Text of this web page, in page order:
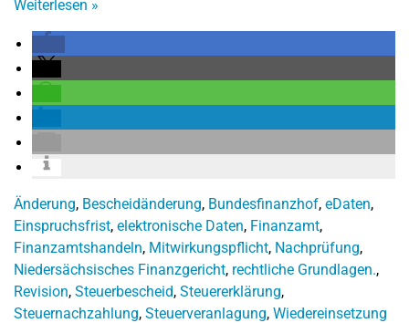
Weiterlesen »
Änderung, Bescheidänderung, Bundesfinanzhof, eDaten,
Einspruchsfrist, elektronische Daten, Finanzamt,
Finanzamtshandeln, Mitwirkungspflicht, Nachprüfung,
Niedersächsisches Finanzgericht, rechtliche Grundlagen.,
Revision, Steuerbescheid, Steuererklärung,
Steuernachzahlung, Steuerveranlagung, Wiedereinsetzung